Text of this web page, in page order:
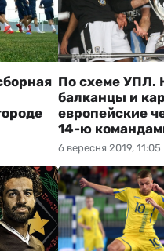
6 вересня 2019, 11:05
По схеме
балканцы и
европейские
14-ю